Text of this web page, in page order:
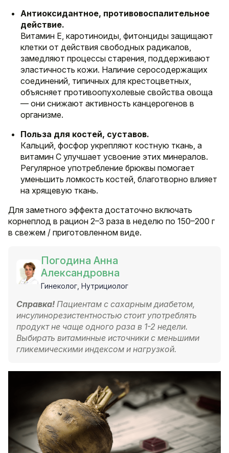
Антиоксидантное, противовоспалительное
действие.
Витамин E, каротиноиды, фитонциды защищают
клетки от действия свободных радикалов,
замедляют процессы старения, поддерживают
эластичность кожи. Наличие серосодержащих
соединений, типичных для крестоцветных,
объясняет противоопухолевые свойства овоща
— они снижают активность канцерогенов в
организме.
Польза для костей, суставов.
Кальций, фосфор укрепляют костную ткань, а
витамин C улучшает усвоение этих минералов.
Регулярное употребление брюквы помогает
уменьшить ломкость костей, благотворно влияет
на хрящевую ткань.
Для заметного эффекта достаточно включать
корнеплод в рацион 2–3 раза в неделю по 150–200 г
в свежем / приготовленном виде.
Погодина Анна
Александровна
Гинеколог, Нутрициолог
Справка! Пациентам с сахарным диабетом,
инсулинорезистентностью стоит употреблять
продукт не чаще одного раза в 1-2 недели.
Выбирать витаминные источники с меньшими
гликемическими индексом и нагрузкой.